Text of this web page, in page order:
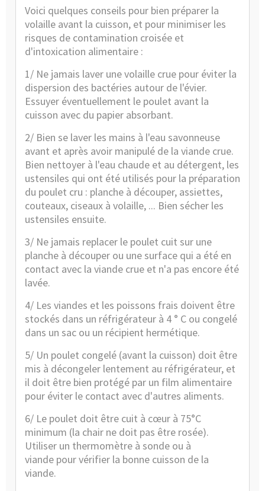
Voici quelques conseils pour bien préparer la
volaille avant la cuisson, et pour minimiser les
risques de contamination croisée et
d'intoxication alimentaire :
1/ Ne jamais laver une volaille crue pour éviter la
dispersion des bactéries autour de l'évier.
Essuyer éventuellement le poulet avant la
cuisson avec du papier absorbant.
2/ Bien se laver les mains à l'eau savonneuse
avant et après avoir manipulé de la viande crue.
Bien nettoyer à l'eau chaude et au détergent, les
ustensiles qui ont été utilisés pour la préparation
du poulet cru : planche à découper, assiettes,
couteaux, ciseaux à volaille, ... Bien sécher les
ustensiles ensuite.
3/ Ne jamais replacer le poulet cuit sur une
planche à découper ou une surface qui a été en
contact avec la viande crue et n'a pas encore été
lavée.
4/ Les viandes et les poissons frais doivent être
stockés dans un réfrigérateur à 4 ° C ou congelé
dans un sac ou un récipient hermétique.
5/ Un poulet congelé (avant la cuisson) doit être
mis à décongeler lentement au réfrigérateur, et
il doit être bien protégé par un film alimentaire
pour éviter le contact avec d'autres aliments.
6/ Le poulet doit être cuit à cœur à 75°C
minimum (la chair ne doit pas être rosée).
Utiliser un thermomètre à sonde ou à
viande pour vérifier la bonne cuisson de la
viande.